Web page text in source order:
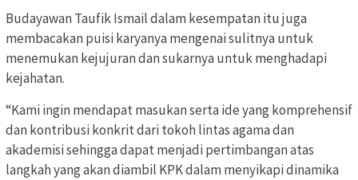
Budayawan Taufik Ismail dalam kesempatan itu juga
membacakan puisi karyanya mengenai sulitnya untuk
menemukan kejujuran dan sukarnya untuk menghadapi
kejahatan.
“Kami ingin mendapat masukan serta ide yang komprehensif
dan kontribusi konkrit dari tokoh lintas agama dan
akademisi sehingga dapat menjadi pertimbangan atas
langkah yang akan diambil KPK dalam menyikapi dinamika